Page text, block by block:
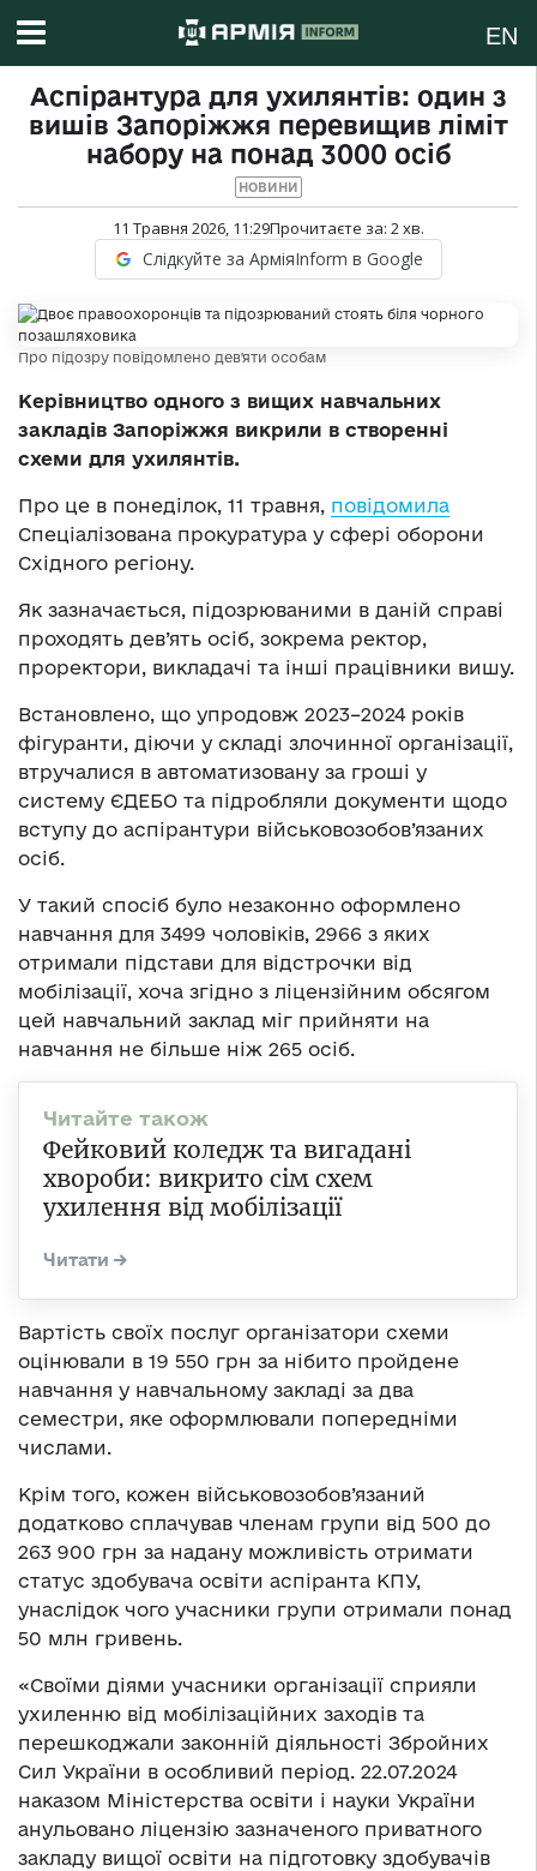
EN
Аспірантура для ухилянтів: один з
вишів Запоріжжя перевищив ліміт
набору на понад 3000 осіб
НОВИНИ
11 Травня 2026, 11:29Прочитаєте за: 2хв.
Слідкуйте за АрміяInform в Google
Про підозру повідомлено дев'яти особам
Керівництво одного з вищих навчальних
закладів Запоріжжя викрили в створенні
схеми для ухилянтів.
Про це в понеділок, 11 травня, повідомила
Спеціалізована прокуратура у сфері оборони
Східного регіону.
Як зазначається, підозрюваними в даній справі
проходять дев’ять осіб, зокрема ректор,
проректори, викладачі та інші працівники вишу.
Встановлено, що упродовж 2023–2024 років
фігуранти, діючи у складі злочинної організації,
втручалися в автоматизовану за гроші у
систему ЄДЕБО та підробляли документи щодо
вступу до аспірантури військовозобов’язаних
осіб.
У такий спосіб було незаконно оформлено
навчання для 3499 чоловіків, 2966 з яких
отримали підстави для відстрочки від
мобілізації, хоча згідно з ліцензійним обсягом
цей навчальний заклад міг прийняти на
навчання не більше ніж 265 осіб.
Фейковий коледж та вигадані
хвороби: викрито сім схем
ухилення від мобілізації
Вартість своїх послуг організатори схеми
оцінювали в 19 550 грн за нібито пройдене
навчання у навчальному закладі за два
семестри, яке оформлювали попередніми
числами.
Крім того, кожен військовозобов’язаний
додатково сплачував членам групи від 500 до
263 900 грн за надану можливість отримати
статус здобувача освіти аспіранта КПУ,
унаслідок чого учасники групи отримали понад
50 млн гривень.
«Своїми діями учасники організації сприяли
ухиленню від мобілізаційних заходів та
перешкоджали законній діяльності Збройних
Сил України в особливий період. 22.07.2024
наказом Міністерства освіти і науки України
анульовано ліцензію зазначеного приватного
закладу вищої освіти на підготовку здобувачів